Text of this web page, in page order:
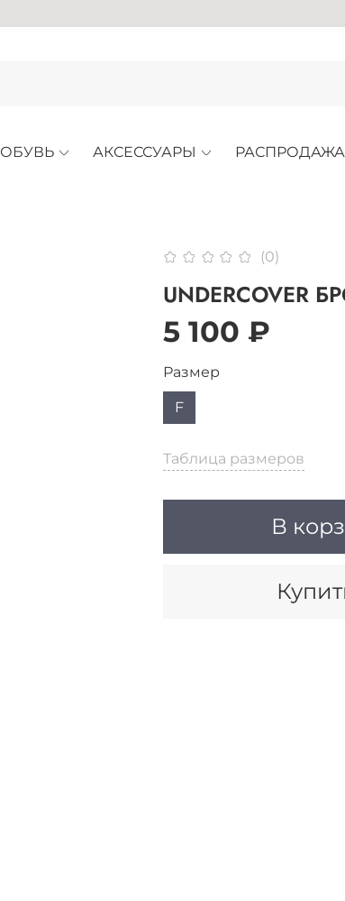
ОБУВЬ АКСЕССУАРЫ РАСПРОДАЖА
(0)
UNDERCOVER
5 100 ₽
Таблица размеров
В
Размер
F